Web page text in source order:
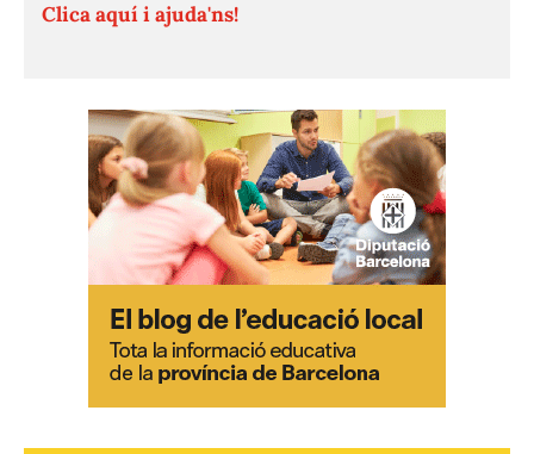
Clica aquí i ajuda'ns!